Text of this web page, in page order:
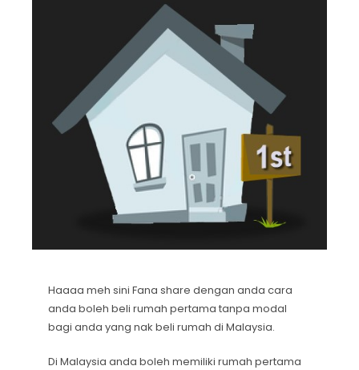
Haaaa meh sini Fana share dengan anda cara
anda boleh beli rumah pertama tanpa modal
bagi anda yang nak beli rumah di Malaysia.
Di Malaysia anda boleh memiliki rumah pertama